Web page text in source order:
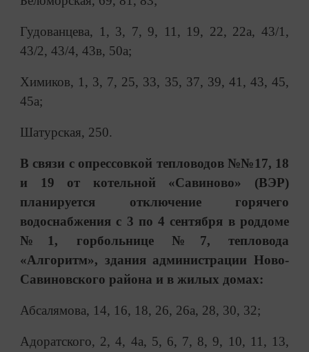
Гудованцева, 1, 3, 7, 9, 11, 19, 22, 22а, 43/1,
43/2, 43/4, 43в, 50а;
Химиков, 1, 3, 7, 25, 33, 35, 37, 39, 41, 43, 45,
45а;
Шатурская, 250.
В связи с опрессовкой тепловодов №№17, 18
и 19 от котельной «Савиново» (ВЭР)
планируется отключение горячего
водоснабжения с 3 по 4 сентября в роддоме
№1, горбольнице №7, тепловода
«Алгоритм», здания администрации Ново-
Савиновского района и в жилых домах:
Абсалямова, 14, 16, 18, 26, 26а, 28, 30, 32;
Адоратского, 2, 4, 4а, 5, 6, 7, 8, 9, 10, 11, 13,